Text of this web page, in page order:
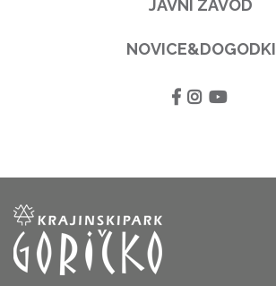
JAVNI ZAVOD
NOVICE&DOGODKI